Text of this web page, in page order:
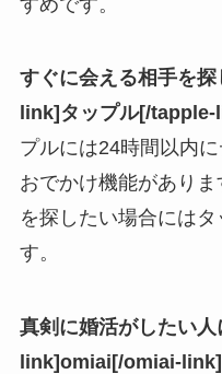
すぐに会える相手を
link]タップル[/
プルには24時間以内
おでかけ機能があり
を探したい場合には
す。
真剣に婚活がしたい
link]omiai[/omiai-